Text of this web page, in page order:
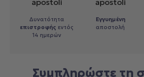
Δυνατότητα
επιστροφής εντός
14 ημερών
Εγγυημένη
αποστολή
Συμπληρώστε τη